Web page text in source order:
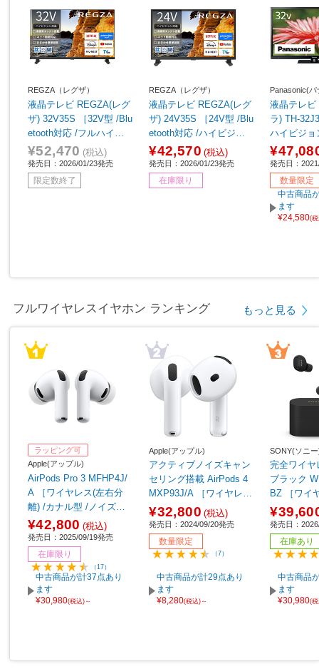
REGZA（レグザ）
液晶テレビ REGZA(レグ
ザ) 32V35S ［32V型 /Blu
etooth対応 /フルハイビ
ジョン /YouTube対応］
¥52,470 (税込)
発売日：2026/01/23発売
限定数終了
REGZA（レグザ）
液晶テレビ REGZA(レグ
ザ) 24V35S ［24V型 /Blu
etooth対応 /ハイビジョ
ン /YouTube対応］
¥42,570 (税込)
発売日：2026/01/23発売
在庫限り
Panasonic(
液晶テレ
ラ) TH-
ハイビジョ
発売日：
数量限定
中古商品
ます
¥24,580(
フルワイヤレスイヤホン ランキング もっと見る
ラッピング可
Apple(アップル)
AirPods Pro 3 MFHP4J/
A ［ワイヤレス(左右分
離) /カナル型 /ノイズキ
ャンセリング対応 /Bluet
ooth対応］
¥42,800 (税込)
発売日：2025/09/19発売
在庫限り
（17）
中古商品が計37点あり
ます
¥30,980(税込)～
Apple(アップル)
アクティブノイズキャン
セリング搭載 AirPods 4
MXP93J/A ［ワイヤレス
(左右分離) /インナーイヤ
ー型 /ノイズキャンセリ
ング対応 /Bluetooth対
応］ 【sof001】
¥32,800 (税込)
発売日：2024/09/20発売
数量限定
（7）
中古商品が計29点あり
ます
¥8,280(税込)～
SONY(ソニ
完全ワイ
ブラック
BZ ［ワイ
離) /カナル
ャンセリ
ooth対応］
発売日：
在庫あり
中古商品
ます
¥30,980(